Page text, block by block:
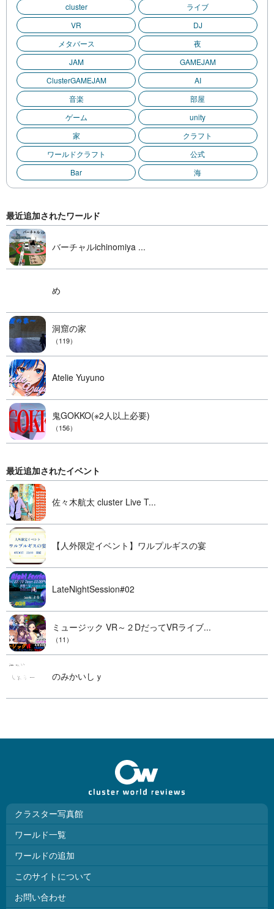
cluster
ライブ
VR
DJ
メタバース
夜
JAM
GAMEJAM
ClusterGAMEJAM
AI
音楽
部屋
ゲーム
unity
家
クラフト
ワールドクラフト
公式
Bar
海
最近追加されたワールド
バーチャルichinomiya ...
め
洞窟の家
（119）
Atelie Yuyuno
鬼GOKKO(※2人以上必要)
（156）
最近追加されたイベント
佐々木航太 cluster Live T...
【人外限定イベント】ワルプルギスの宴
LateNightSession#02
ミュージック VR～２DだってVRライブ...
（11）
のみかいしｙ
クラスター写真館
ワールド一覧
ワールドの追加
このサイトについて
お問い合わせ